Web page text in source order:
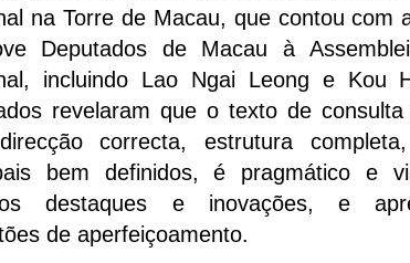
na Torre de Macau, que contou com
Deputados de Macau à
incluindo Lao Ngai Leong e Kou
revelaram que o texto de consulta
correcta, estrutura
bem definidos, é pragmático e
destaques e inovações, e
de aperfeiçoamento.